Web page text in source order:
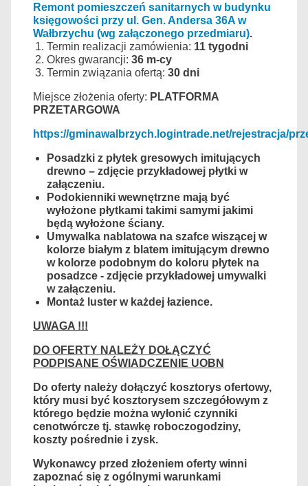
Remont pomieszczeń sanitarnych w budynku
księgowości przy ul. Gen. Andersa 36A w
Wałbrzychu (wg załączonego przedmiaru).
Termin realizacji zamówienia: 11 tygodni
Okres gwarancji: 36 m-cy
Termin związania ofertą: 30 dni
Miejsce złożenia oferty: PLATFORMA
PRZETARGOWA
https://gminawalbrzych.logintrade.net/rejestracja/
Posadzki z płytek gresowych imitujących
drewno – zdjęcie przykładowej płytki w
załączeniu.
Podokienniki wewnętrzne mają być
wyłożone płytkami takimi samymi jakimi
będą wyłożone ściany.
Umywalka nablatowa na szafce wiszącej w
kolorze białym z blatem imitującym drewno
w kolorze podobnym do koloru płytek na
posadzce - zdjęcie przykładowej umywalki
w załączeniu.
Montaż luster w każdej łazience.
UWAGA !!!
DO OFERTY NALEŻY DOŁĄCZYĆ
PODPISANE OŚWIADCZENIE UOBN
Do oferty należy dołączyć kosztorys ofertowy,
który musi być kosztorysem szczegółowym z
którego będzie można wyłonić czynniki
cenotwórcze tj. stawkę roboczogodziny,
koszty pośrednie i zysk.
Wykonawcy przed złożeniem oferty winni
zapoznać się z ogólnymi warunkami